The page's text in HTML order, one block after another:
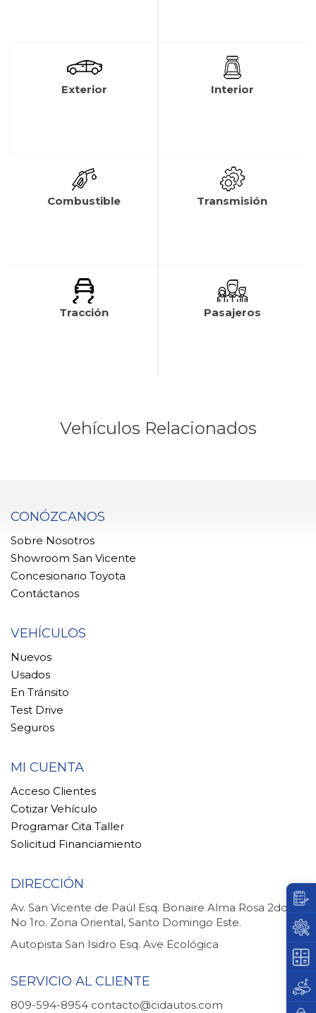
Exterior Interior
Combustible Transmisión
Tracción Pasajeros
Vehículos Relacionados
CONÓZCANOS
Sobre Nosotros
Showroom San Vicente
Concesionario Toyota
Contáctanos
VEHÍCULOS
Nuevos
Usados
En Tránsito
Test Drive
Seguros
MI CUENTA
Acceso Clientes
Cotizar Vehículo
Programar Cita Taller
Solicitud Financiamiento
DIRECCIÓN
Av. San Vicente de Paúl Esq. Bonaire Alma Rosa 2do.
No 1ro. Zona Oriental, Santo Domingo Este.
Autopista San Isidro Esq. Ave Ecológica
SERVICIO AL CLIENTE
809-594-8954 contacto@cidautos.com